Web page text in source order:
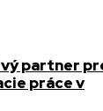
partner
práce v